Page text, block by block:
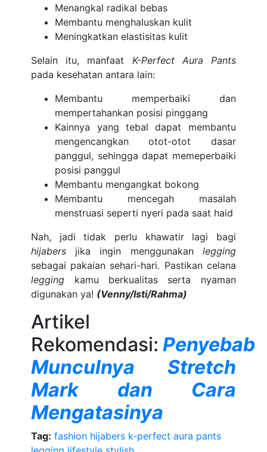
Menangkal radikal bebas
Membantu menghaluskan kulit
Meningkatkan elastisitas kulit
Selain itu, manfaat K-Perfect Aura Pants
pada kesehatan antara lain:
Membantu memperbaiki dan
mempertahankan posisi pinggang
Kainnya yang tebal dapat membantu
mengencangkan otot-otot dasar
panggul, sehingga dapat memeperbaiki
posisi panggul
Membantu mengangkat bokong
Membantu mencegah masalah
menstruasi seperti nyeri pada saat haid
Nah, jadi tidak perlu khawatir lagi bagi
hijabers jika ingin menggunakan legging
sebagai pakaian sehari-hari. Pastikan celana
legging kamu berkualitas serta nyaman
digunakan ya! (Venny/Isti/Rahma)
Artikel
Rekomendasi: Penyebab
Munculnya Stretch
Mark dan Cara
Mengatasinya
Tag: fashion hijabers k-perfect aura pants